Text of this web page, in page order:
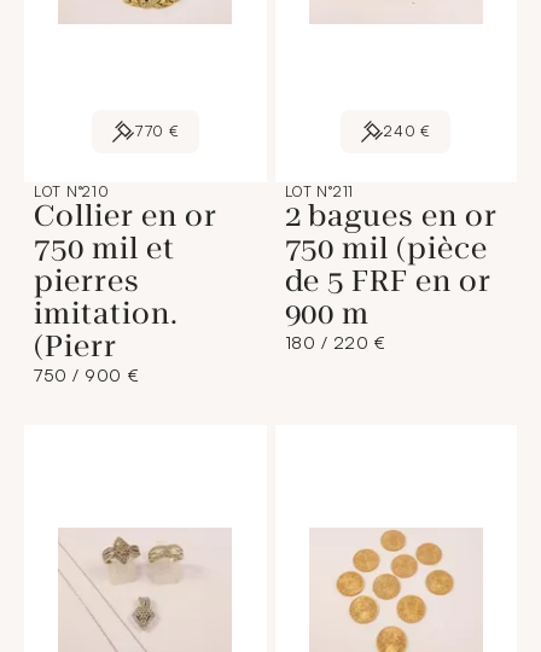
770 €
LOT N°210
Collier en or
750 mil et
pierres
imitation.
(Pierr
750 / 900 €
240 €
LOT N°211
2 bagues en or
750 mil (pièce
de 5 FRF en or
900 m
180 / 220 €